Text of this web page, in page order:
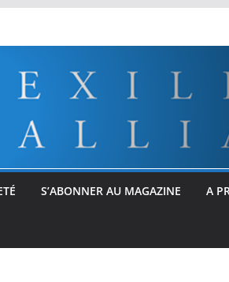
S’ABONNER AU MAGAZINE A